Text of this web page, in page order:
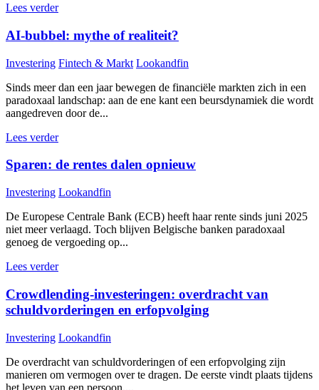
Lees verder
AI-bubbel: mythe of realiteit?
Investering Fintech & Markt Lookandfin
Sinds meer dan een jaar bewegen de financiële markten zich in een
paradoxaal landschap: aan de ene kant een beursdynamiek die wordt
aangedreven door de...
Lees verder
Sparen: de rentes dalen opnieuw
Investering Lookandfin
De Europese Centrale Bank (ECB) heeft haar rente sinds juni 2025
niet meer verlaagd. Toch blijven Belgische banken paradoxaal
genoeg de vergoeding op...
Lees verder
Crowdlending-investeringen: overdracht van
schuldvorderingen en erfopvolging
Investering Lookandfin
De overdracht van schuldvorderingen of een erfopvolging zijn
manieren om vermogen over te dragen. De eerste vindt plaats tijdens
het leven van een persoon,...